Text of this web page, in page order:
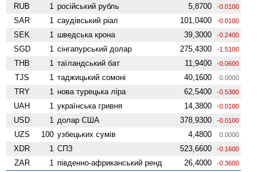
RUB 1 російський рубль 5,8700 -0.0100
SAR 1 саудівський ріал 101,0400 -0.0100
SEK 1 шведська крона 39,3000 -0.2400
SGD 1 сінгапурський долар 275,4300 -1.5100
THB 1 таїландський бат 11,9400 -0.0600
TJS 1 таджицький сомоні 40,1600 0.0000
TRY 1 нова турецька ліра 62,5400 -0.5300
UAH 1 українська гривня 14,3800 -0.0100
USD 1 долар США 378,9300 -0.0100
UZS 100 узбецьких сумів 4,4800 0.0000
XDR 1 СПЗ 523,6600 -0.1600
ZAR 1 південно-африканський ренд 26,4000 -0.3600